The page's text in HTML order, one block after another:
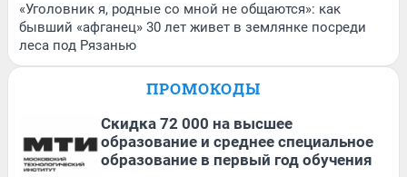
«Уголовник я, родные со мной не общаются»: как
бывший «афганец» 30 лет живет в землянке посреди
леса под Рязанью
ПРОМОКОДЫ
Скидка 72 000 на высшее
образование и среднее специальное
образование в первый год обучения